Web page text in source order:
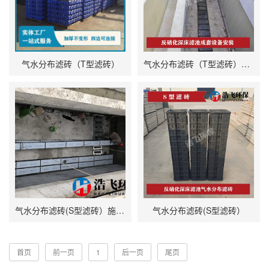
气水分布滤砖（T型滤砖） 气水分布滤砖（T型滤砖）安装现场
气水分布滤砖(S型滤砖）施工现场 气水分布滤砖(S型滤砖）
首页 前一页 1 后一页 尾页